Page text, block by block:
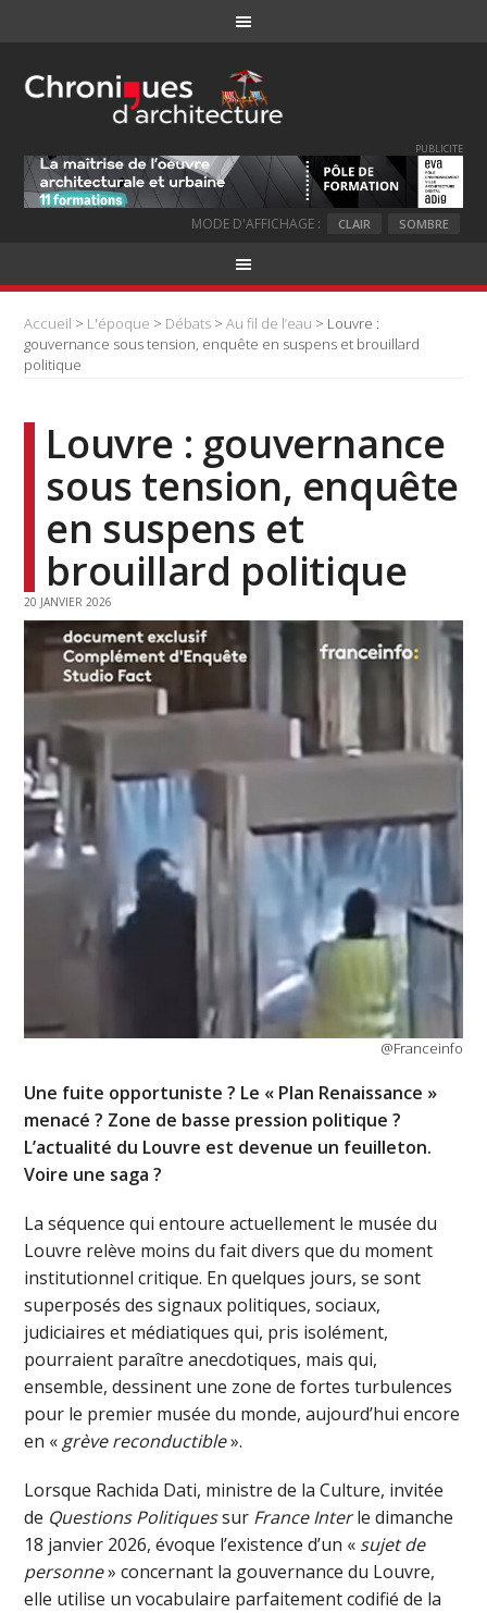
PUBLICITE
MODE D'AFFICHAGE : CLAIR SOMBRE
Accueil > L'époque > Débats >Au fil de l’eau > Louvre :
gouvernance sous tension, enquête en suspens et brouillard
politique
Louvre : gouvernance
sous tension, enquête
en suspens et
brouillard politique
20 JANVIER 2026
@Franceinfo
Une fuite opportuniste ? Le « Plan Renaissance »
menacé ? Zone de basse pression politique ?
L’actualité du Louvre est devenue un feuilleton.
Voire une saga ?
La séquence qui entoure actuellement le musée du
Louvre relève moins du fait divers que du moment
institutionnel critique. En quelques jours, se sont
superposés des signaux politiques, sociaux,
judiciaires et médiatiques qui, pris isolément,
pourraient paraître anecdotiques, mais qui,
ensemble, dessinent une zone de fortes turbulences
pour le premier musée du monde, aujourd’hui encore
en « grève reconductible».
Lorsque Rachida Dati, ministre de la Culture, invitée
de Questions Politiquessur France Interle dimanche
18 janvier 2026, évoque l’existence d’un « sujet de
personne» concernant la gouvernance du Louvre,
elle utilise un vocabulaire parfaitement codifié de la